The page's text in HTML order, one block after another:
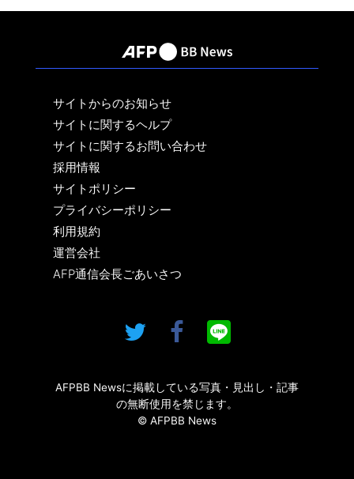
サイトからのお知らせ
サイトに関するヘルプ
サイトに関するお問い合わせ
採用情報
サイトポリシー
プライバシーポリシー
利用規約
運営会社
AFP通信会長ごあいさつ
AFPBB Newsに掲載している写真・見出し・記事
の無断使用を禁じます。
© AFPBB News